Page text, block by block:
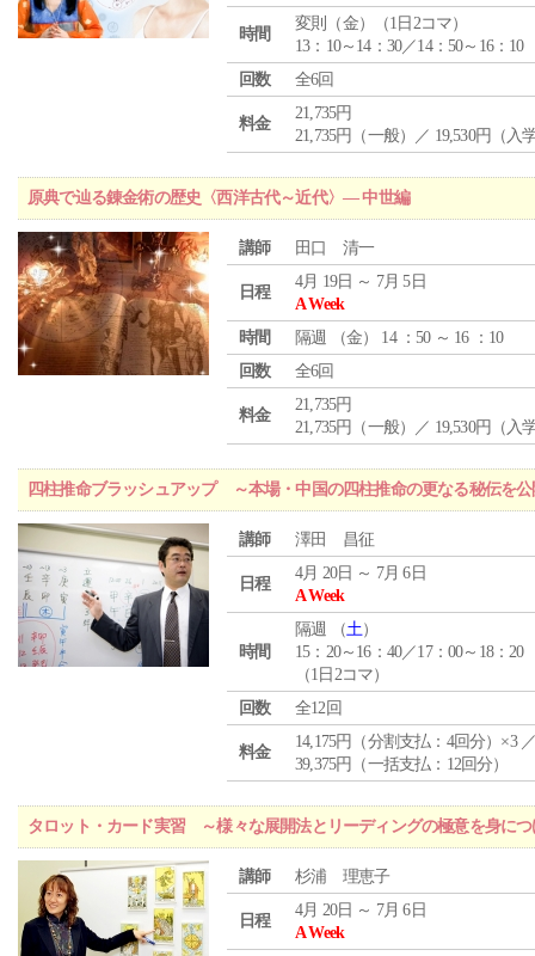
時間
変則（金）（1日2コマ）
13：10～14：30／14：50～16：10
回数
全6回
料金
21,735円
21,735円（一般）／ 19,530円（入
原典で辿る錬金術の歴史〈西洋古代～近代〉― 中世編
講師 田口 清一
日程
4月 19日 ～ 7月 5日
A Week
時間
隔週 （金） 14 ：50 ～ 16 ：10
回数
全6回
料金
21,735円
21,735円（一般）／ 19,530円（入
四柱推命ブラッシュアップ ～本場・中国の四柱推命の更なる秘伝を
講師 澤田 昌征
日程
4月 20日 ～ 7月 6日
A Week
時間
隔週 （土）
15：20～16：40／17：00～18：20
（1日2コマ）
回数
全12回
料金
14,175円（分割支払：4回分）×3
39,375円（一括支払：12回分）
タロット・カード実習 ～様々な展開法とリーディングの極意を身につ
講師 杉浦 理恵子
日程
4月 20日 ～ 7月 6日
A Week